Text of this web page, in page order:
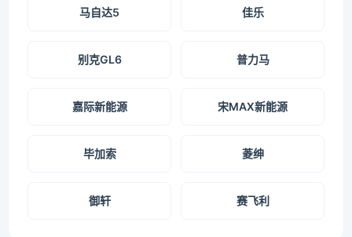
马自达5 佳乐
别克GL6 普力马
嘉际新能源 宋MAX新能源
毕加索 菱绅
御轩 赛飞利